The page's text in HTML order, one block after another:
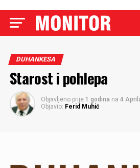
DUHANKESA
Starost i pohlepa
Objavljeno prije 1 godina na 4
Objavio: Ferid Muhić